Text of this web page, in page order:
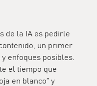
de la IA es pedirle
un primer
enfoques posibles.
el tiempo que
en blanco” y